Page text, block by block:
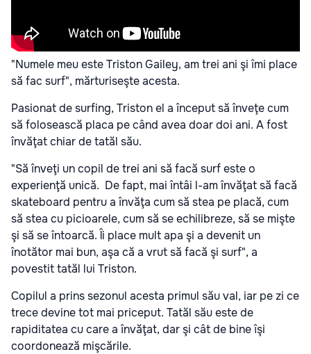
"Numele meu este Triston Gailey, am trei ani şi îmi place
să fac surf", mărturiseşte acesta.
Pasionat de surfing, Triston el a început să înveţe cum
să folosească placa pe când avea doar doi ani. A fost
învăţat chiar de tatăl său.
"Să înveţi un copil de trei ani să facă surf este o
experienţă unică. De fapt, mai întâi l-am învăţat să facă
skateboard pentru a învăţa cum să stea pe placă, cum
să stea cu picioarele, cum să se echilibreze, să se mişte
şi să se întoarcă. Îi place mult apa şi a devenit un
înotător mai bun, aşa că a vrut să facă şi surf", a
povestit tatăl lui Triston.
Copilul a prins sezonul acesta primul său val, iar pe zi ce
trece devine tot mai priceput. Tatăl său este de
rapiditatea cu care a învăţat, dar şi cât de bine îşi
coordonează mişcările.